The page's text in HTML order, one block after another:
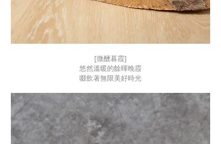
[微醺暮霞]
悠然溫暖的餘暉晚霞
啜飲著無限美好時光